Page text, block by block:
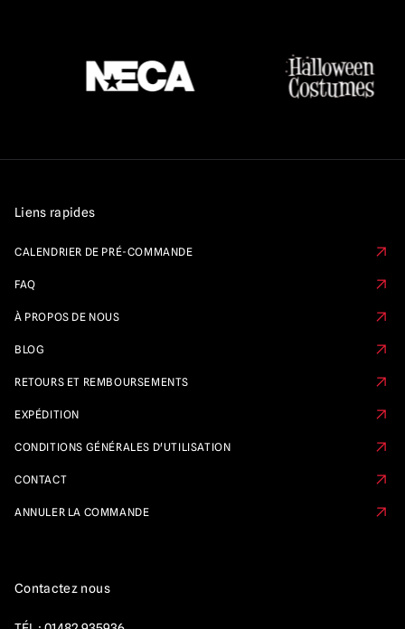
Liens rapides
CALENDRIER DE PRÉ-COMMANDE
FAQ
À PROPOS DE NOUS
BLOG
RETOURS ET REMBOURSEMENTS
EXPÉDITION
CONDITIONS GÉNÉRALES D'UTILISATION
CONTACT
ANNULER LA COMMANDE
Contactez nous